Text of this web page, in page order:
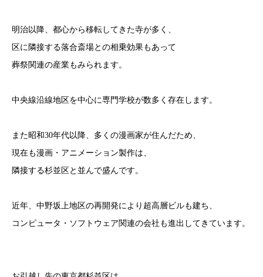
明治以降、都心から移転してきた寺が多く、
区に隣接する落合斎場との相乗効果もあって
葬祭関連の産業もみられます。
中央線沿線地区を中心に専門学校が数多く存在します。
また昭和30年代以降、多くの漫画家が住んだため、
現在も漫画・アニメーション製作は、
隣接する杉並区と並んで盛んです。
近年、中野坂上地区の再開発により超高層ビルも建ち、
コンピュータ・ソフトウェア関連の会社も進出してきています。